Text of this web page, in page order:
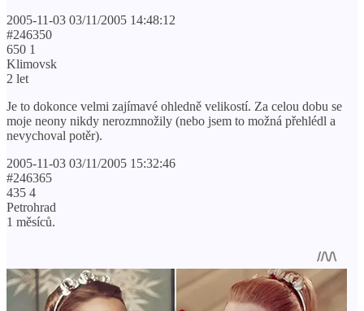
2005-11-03 03/11/2005 14:48:12
#246350
650 1
Klimovsk
2 let
Je to dokonce velmi zajímavé ohledně velikostí. Za celou dobu se
moje neony nikdy nerozmnožily (nebo jsem to možná přehlédl a
nevychoval potěr).
2005-11-03 03/11/2005 15:32:46
#246365
435 4
Petrohrad
1 měsíců.